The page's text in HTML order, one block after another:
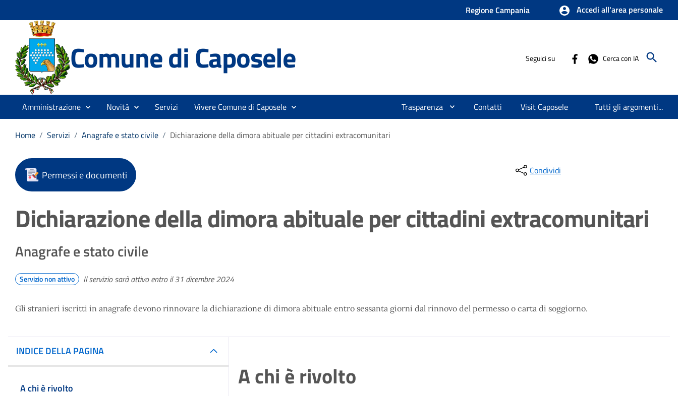
Regione Campania Accedi all'area personale
Comune di Caposele Seguici su Cerca con IA
Amministrazione Novità Servizi Vivere Comune di Caposele Trasparenza Contatti Visit Caposele Tutti gli argomenti...
Home / Servizi / Anagrafe e stato civile / Dichiarazione della dimora abituale per cittadini extracomunitari
Permessi e documenti Condividi
Dichiarazione della dimora abituale per cittadini extracomunitari
Anagrafe e stato civile
Servizio non attivo Il servizio sarà attivo entro il 31 dicembre 2024
Gli stranieri iscritti in anagrafe devono rinnovare la dichiarazione di dimora abituale entro sessanta giorni dal rinnovo del permesso o carta di soggiorno.
INDICE DELLA PAGINA
A chi è rivolto
A chi è rivolto